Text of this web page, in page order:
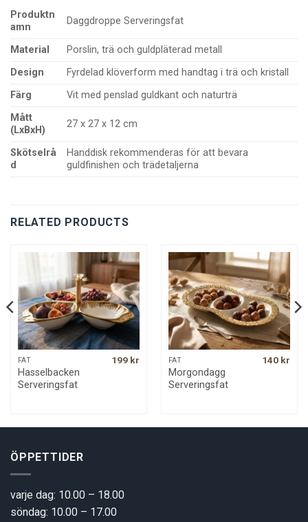
Produktn
amn
Daggdroppe Serveringsfat
Material
Porslin, trä och guldpläterad metall
Design
Fyrdelad klöverform med handtag i trä och kristall
Färg
Vit med penslad guldkant och naturträ
Mått
(LxBxH)
27 x 27 x 12 cm
Skötselrå
d
Handdisk rekommenderas för att bevara
guldfinishen och trädetaljerna
RELATED PRODUCTS
FAT
Hasselbacken
Serveringsfat
199 kr FAT
Morgondagg
Serveringsfat
140 kr
ÖPPETTIDER
varje dag: 10.00 – 18.00
söndag: 10.00 – 17.00